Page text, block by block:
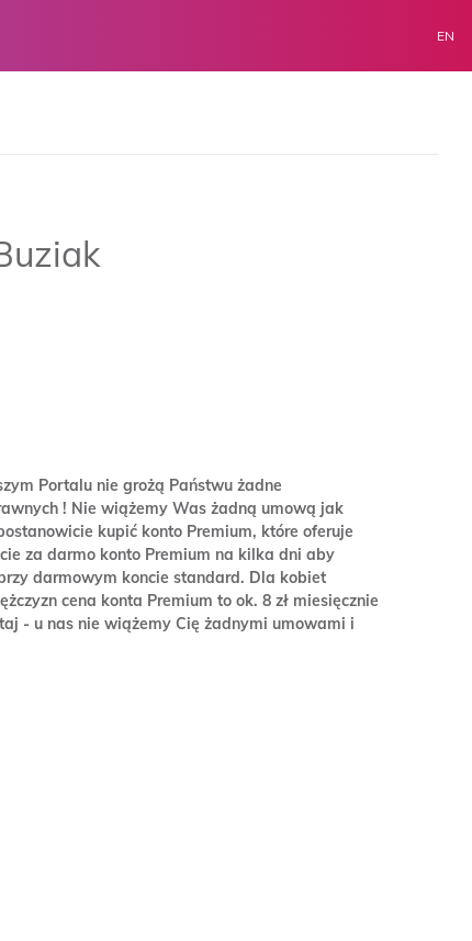
EN
Portalu nie grożą Państwu żadne
! Nie wiążemy Was żadną umową jak
kupić konto Premium, które oferuje
za darmo konto Premium na kilka dni aby
darmowym koncie standard. Dla kobiet
cena konta Premium to ok. 8 zł miesięcznie
- u nas nie wiążemy Cię żadnymi umowami i